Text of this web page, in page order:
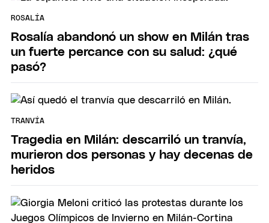
ROSALÍA
Rosalía abandonó un show en Milán tras
un fuerte percance con su salud: ¿qué
pasó?
TRANVÍA
Tragedia en Milán: descarriló un tranvía,
murieron dos personas y hay decenas de
heridos